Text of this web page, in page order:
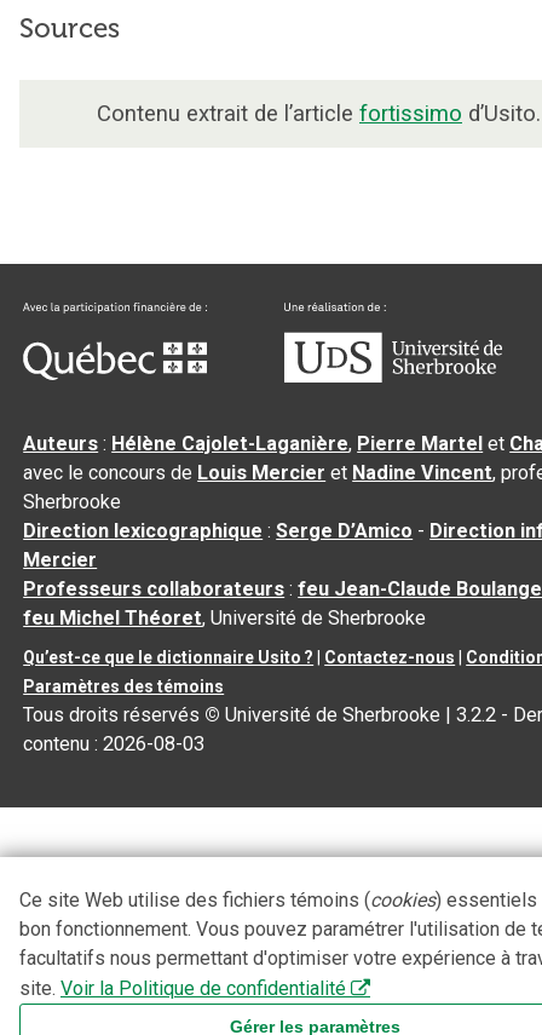
Sources
Contenu extrait de l’article fortissimo d’Usito.
Auteurs : Hélène Cajolet-Laganière, Pierre Martel et
avec le concours de Louis Mercier et Nadine Vincent,
Sherbrooke
Direction lexicographique :Serge D’Amico - Direction
Mercier
Professeurs collaborateurs :feu Jean-Claude
feu Michel Théoret, Université de Sherbrooke
Qu’est-ce que le dictionnaire Usito ? Contactez-nous
Paramètres des témoins
Tous droits réservés © Université de Sherbrooke |3.2.2 -
contenu :2026-08-03
Ce site Web utilise des fichiers témoins (cookies) essentiels
bon fonctionnement. Vous pouvez paramétrer l'utilisation de
facultatifs nous permettant d'optimiser votre expérience à
site. Voir la Politique de confidentialité
Gérer les paramètres